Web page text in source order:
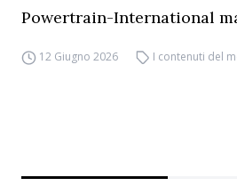
Powertrain-International
12 Giugno 2026 I contenuti del